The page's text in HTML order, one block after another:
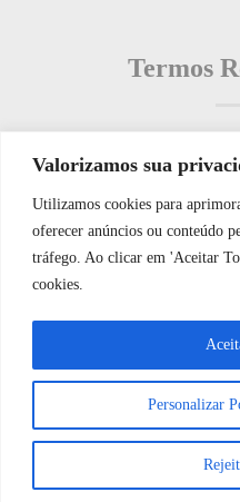
Valorizamos sua
Utilizamos cookies para
oferecer anúncios ou conteúdo
tráfego. Ao clicar em 'Aceitar
cookies.
Personalizar
Termos
Termos populares
O que é: Sistemas de
O que é: nomeação de
O que é: Base de Dados de
O que é: Verificação de
WhatsApp JF
Vamos conversar
podemos ajudá-